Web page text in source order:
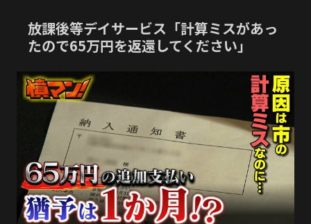
放課後等デイサービス「計算ミスがあっ
たので65万円を返還してください」